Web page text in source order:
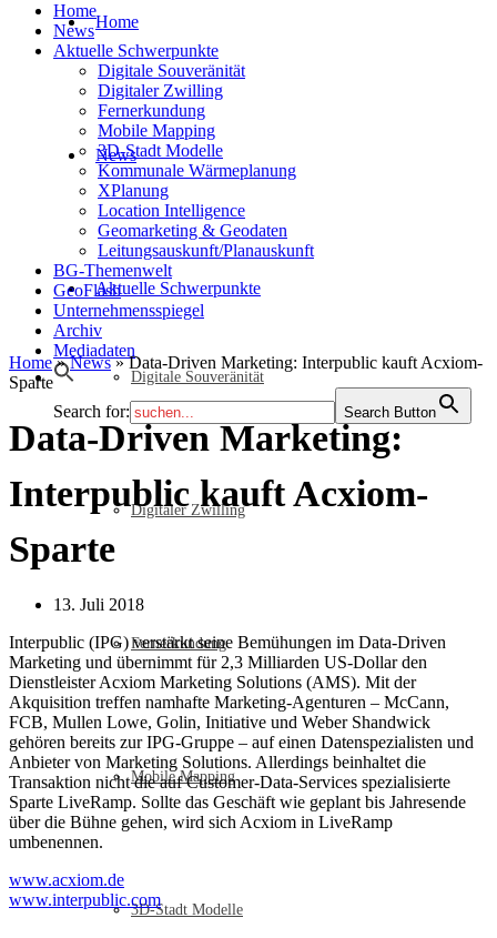
Home
News
Aktuelle Schwerpunkte
Digitale Souveränität
Digitaler Zwilling
Fernerkundung
Mobile Mapping
3D-Stadt Modelle
Home
News
Aktuelle Schwerpunkte
Digitale Souveränität
Digitaler Zwilling
Fernerkundung
Mobile Mapping
3D-Stadt Modelle
Kommunale Wärmeplanung
XPlanung
Location Intelligence
Geomarketing & Geodaten
Leitungsauskunft/Planauskunft
BG-Themenwelt
GeoFlash
Unternehmensspiegel
Archiv
Mediadaten
Search for: Search Button
Home»News»Data-Driven Marketing: Interpublic kauft Acxiom-
Sparte
Data-Driven Marketing:
Interpublic kauft Acxiom-
Sparte
13. Juli 2018
Interpublic (IPG) verstärkt seine Bemühungen im Data-Driven
Marketing und übernimmt für 2,3 Milliarden US-Dollar den
Dienstleister Acxiom Marketing Solutions (AMS). Mit der
Akquisition treffen namhafte Marketing-Agenturen – McCann,
FCB, Mullen Lowe, Golin, Initiative und Weber Shandwick
gehören bereits zur IPG-Gruppe – auf einen Datenspezialisten und
Anbieter von Marketing Solutions. Allerdings beinhaltet die
Transaktion nicht die auf Customer-Data-Services spezialisierte
Sparte LiveRamp. Sollte das Geschäft wie geplant bis Jahresende
über die Bühne gehen, wird sich Acxiom in LiveRamp
umbenennen.
www.acxiom.de
www.interpublic.com